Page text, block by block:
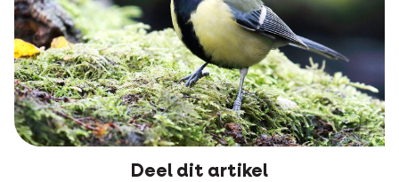
Deel dit artikel